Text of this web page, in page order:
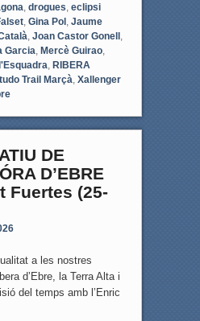
drogues eclipsi
, Gina Pol, Jaume
Joan Castor Gonell,
Garcia Mercè Guirao,
RIBERA
Trail Marçà Xallenger
DE
D’EBRE
Fuertes (25-
a les nostres
d’Ebre, la Terra Alta i
del temps amb l’Enric